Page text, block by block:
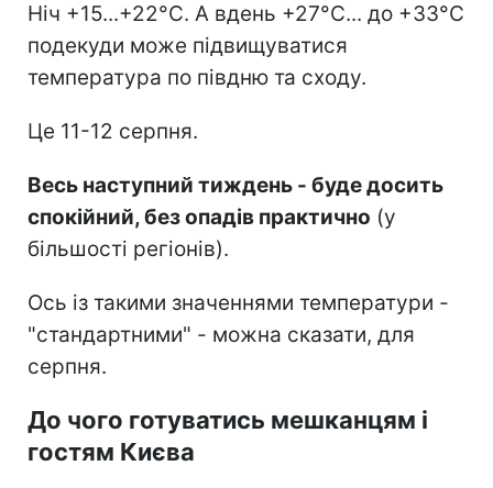
Ніч +15...+22°C. А вдень +27°C... до +33°C
подекуди може підвищуватися
температура по півдню та сходу.
Це 11-12 серпня.
Весь наступний тиждень - буде досить
спокійний, без опадів практично (у
більшості регіонів).
Ось із такими значеннями температури -
"стандартними" - можна сказати, для
серпня.
До чого готуватись мешканцям і
гостям Києва